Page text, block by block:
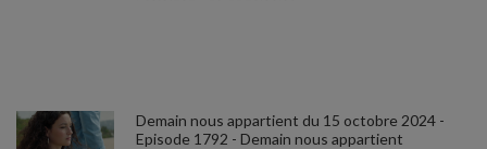
Demain nous appartient du 15 octobre 2024 -
Episode 1792 - Demain nous appartient